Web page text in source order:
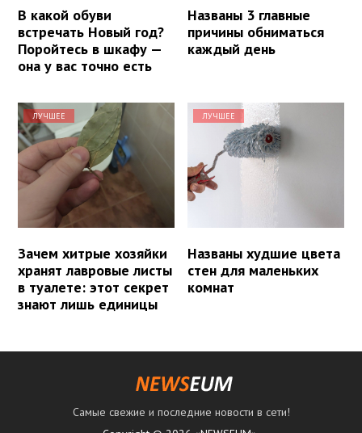
В какой обуви
встречать Новый год?
Поройтесь в шкафу —
она у вас точно есть
Названы 3 главные
причины обниматься
каждый день
ЛУЧШЕЕ
Зачем хитрые хозяйки
хранят лавровые листы
в туалете: этот секрет
знают лишь единицы
ЛУЧШЕЕ
Названы худшие цвета
стен для маленьких
комнат
Самые свежие и последние новости в сети!